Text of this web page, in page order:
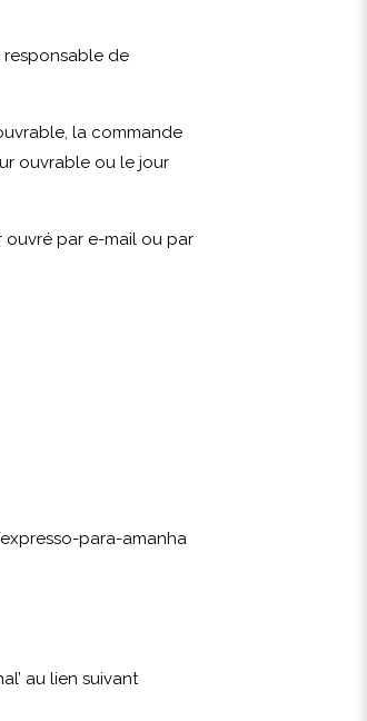
responsable de
la commande
ouvrable ou le jour
ouvré par e-mail ou par
para-amanha
au lien suivant